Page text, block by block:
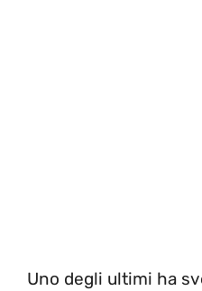
Uno degli ultimi ha